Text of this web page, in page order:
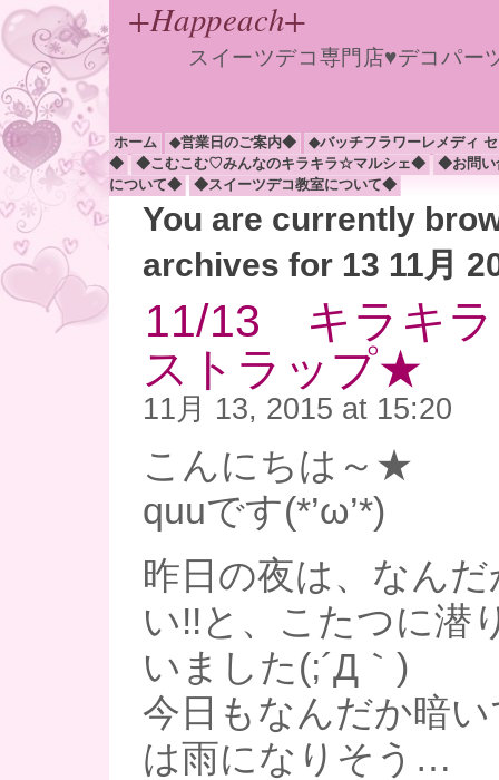
+Happeach+
スイーツデコ専門店♥デコパ
ホーム ◆営業日のご案内◆
◆バッチフラワーレメディ
◆
◆こむこむ♡みんなのキラキラ☆マルシェ◆
◆お問
について◆
◆スイーツデコ教室について◆
You are currently
archives for 13 11月
11/13 キラキラ
ストラップ★
11月 13, 2015 at 15:20
こんにちは～★
quuです(*’ω’*)
昨日の夜は、なん
い!!と、こたつに潜
いました(;´Д｀)
今日もなんだか暗
は雨になりそう…